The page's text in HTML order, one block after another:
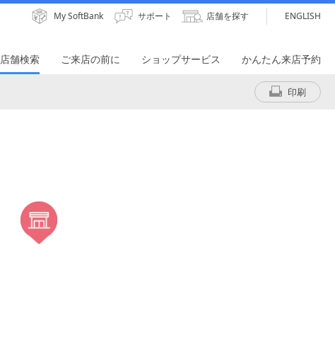
My SoftBank サポート 店舗を探す ENGLISH
店舗検索 ご来店の前に ショップサービス かんたん来店予約
印刷